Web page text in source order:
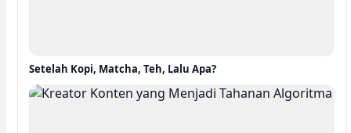
Setelah Kopi, Matcha, Teh, Lalu Apa?